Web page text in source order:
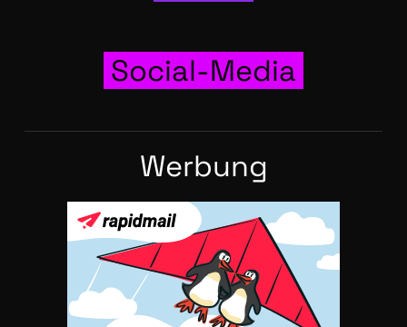
Social-Media
Wer­bung